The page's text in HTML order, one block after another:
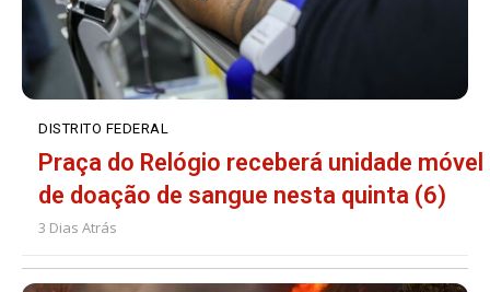
DISTRITO FEDERAL
Praça do Relógio receberá unidade móvel
de doação de sangue nesta quinta (6)
3 Dias Atrás